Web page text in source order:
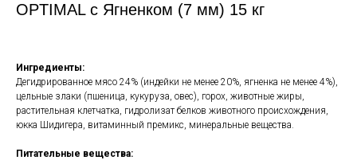
OPTIMAL с Ягненком (7 мм) 15 кг
Ингредиенты:
Дегидрированное мясо 24% (индейки не менее 20%, ягненка не менее 4%),
цельные злаки (пшеница, кукуруза, овес), горох, животные жиры,
растительная клетчатка, гидролизат белков животного происхождения,
юкка Шидигера, витаминный премикс, минеральные вещества.
Питательные вещества: